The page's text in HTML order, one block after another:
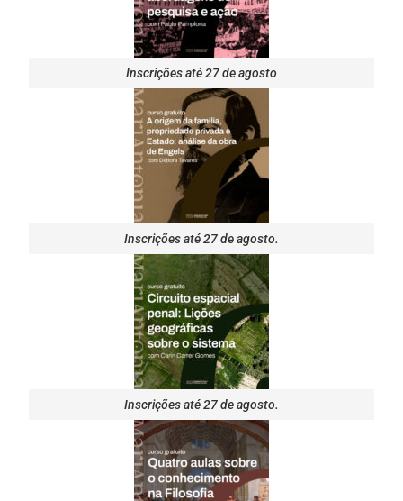
Inscrições até 27 de agosto
Inscrições até 27 de agosto.
Inscrições até 27 de agosto.